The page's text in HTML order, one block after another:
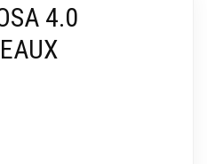
4.0